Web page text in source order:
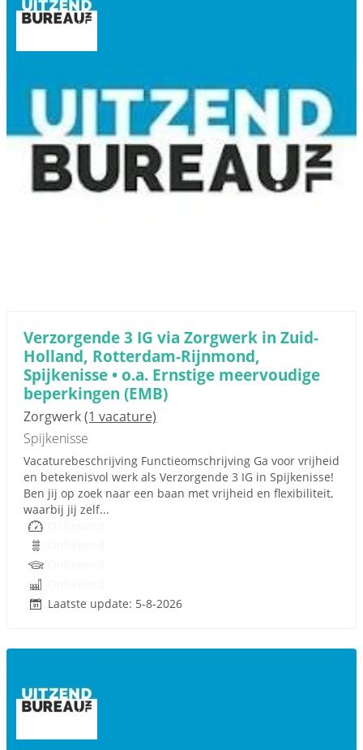
Verzorgende 3 IG via Zorgwerk in Zuid-
Holland, Rotterdam-Rijnmond,
Spijkenisse • o.a. Ernstige meervoudige
beperkingen (EMB)
Zorgwerk(1 vacature)
Spijkenisse
Vacaturebeschrijving Functieomschrijving Ga voor vrijheid
en betekenisvol werk als Verzorgende 3 IG in Spijkenisse!
Ben jij op zoek naar een baan met vrijheid en flexibiliteit,
waarbij jij zelf...
Laatste update: 5-8-2026